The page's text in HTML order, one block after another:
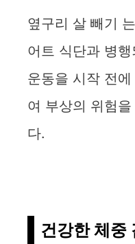
옆구리 살 빼기
어트 식단과 병
운동을 시작 전
여 부상의 위험
다.
건강한 체중